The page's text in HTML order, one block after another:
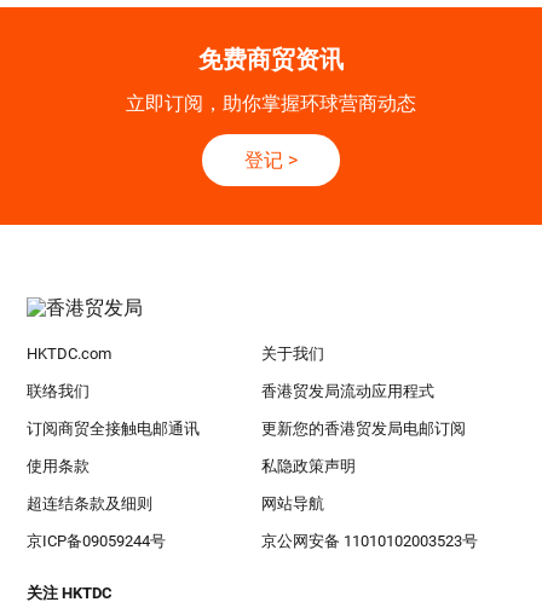
免费商贸资讯
立即订阅，助你掌握环球营商动态
登记 >
HKTDC.com 关于我们
联络我们 香港贸发局流动应用程式
订阅商贸全接触电邮通讯 更新您的香港贸发局电邮订阅
使用条款 私隐政策声明
超连结条款及细则 网站导航
京ICP备09059244号 京公网安备 11010102003523号
关注 HKTDC